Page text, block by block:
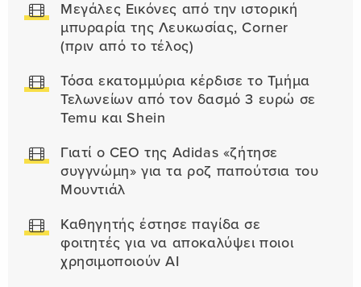
Μεγάλες Εικόνες από την ιστορική
μπυραρία της Λευκωσίας, Corner
(πριν από το τέλος)
Τόσα εκατομμύρια κέρδισε το Τμήμα
Τελωνείων από τον δασμό 3 ευρώ σε
Temu και Shein
Γιατί ο CEO της Adidas «ζήτησε
συγγνώμη» για τα ροζ παπούτσια του
Μουντιάλ
Καθηγητής έστησε παγίδα σε
φοιτητές για να αποκαλύψει ποιοι
χρησιμοποιούν AI